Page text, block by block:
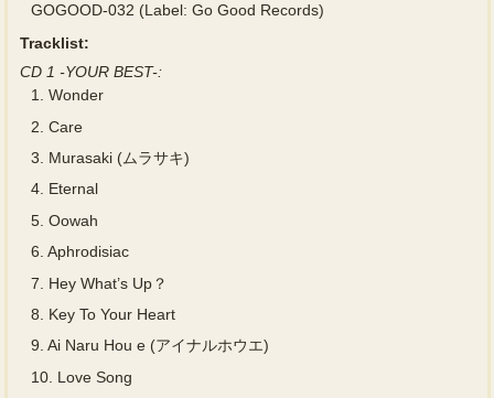
GOGOOD-032 (Label: Go Good Records)
Tracklist:
CD 1 -YOUR BEST-:
1.
Wonder
2. Care
3.
Murasaki (ムラサキ)
4. Eternal
5. Oowah
6. Aphrodisiac
7.
Hey What’s Up？
8.
Key To Your Heart
9. Ai Naru Hou e (アイナルホウエ)
10. Love Song